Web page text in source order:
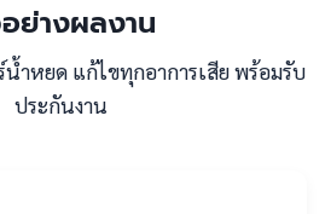
ย่างผลงาน
ำหยด แก้ไขทุกอาการเสีย พร้อมรับ
ประกันงาน